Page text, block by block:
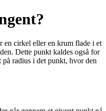
en cirkel eller en krum flade i et
Dette punkt kaldes også for
radius i det punkt, hvor den